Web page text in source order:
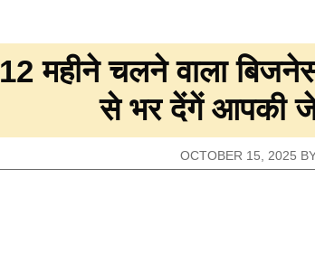
12 महीने चलने वाला
से भर देंगें आपकी
OCTOBER 15, 2025